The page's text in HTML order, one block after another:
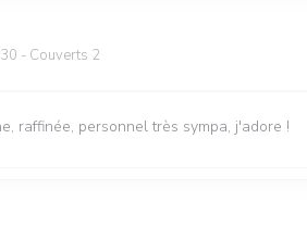
- Couverts 2
raffinée, personnel très sympa, j'adore !